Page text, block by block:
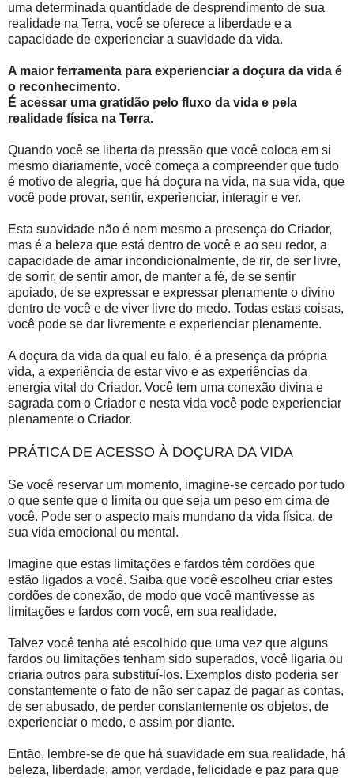
uma determinada quantidade de desprendimento de sua
realidade na Terra, você se oferece a liberdade e a
capacidade de experienciar a suavidade da vida.
A maior ferramenta para experienciar a doçura da vida é
o reconhecimento.
É acessar uma gratidão pelo fluxo da vida e pela
realidade física na Terra.
Quando você se liberta da pressão que você coloca em si
mesmo diariamente, você começa a compreender que tudo
é motivo de alegria, que há doçura na vida, na sua vida, que
você pode provar, sentir, experienciar, interagir e ver.
Esta suavidade não é nem mesmo a presença do Criador,
mas é a beleza que está dentro de você e ao seu redor, a
capacidade de amar incondicionalmente, de rir, de ser livre,
de sorrir, de sentir amor, de manter a fé, de se sentir
apoiado, de se expressar e expressar plenamente o divino
dentro de você e de viver livre do medo. Todas estas coisas,
você pode se dar livremente e experienciar plenamente.
A doçura da vida da qual eu falo, é a presença da própria
vida, a experiência de estar vivo e as experiências da
energia vital do Criador. Você tem uma conexão divina e
sagrada com o Criador e nesta vida você pode experienciar
plenamente o Criador.
PRÁTICA DE ACESSO À DOÇURA DA VIDA
Se você reservar um momento, imagine-se cercado por tudo
o que sente que o limita ou que seja um peso em cima de
você. Pode ser o aspecto mais mundano da vida física, de
sua vida emocional ou mental.
Imagine que estas limitações e fardos têm cordões que
estão ligados a você. Saiba que você escolheu criar estes
cordões de conexão, de modo que você mantivesse as
limitações e fardos com você, em sua realidade.
Talvez você tenha até escolhido que uma vez que alguns
fardos ou limitações tenham sido superados, você ligaria ou
criaria outros para substituí-los. Exemplos disto poderia ser
constantemente o fato de não ser capaz de pagar as contas,
de ser abusado, de perder constantemente os objetos, de
experienciar o medo, e assim por diante.
Então, lembre-se de que há suavidade em sua realidade, há
beleza, liberdade, amor, verdade, felicidade e paz para que